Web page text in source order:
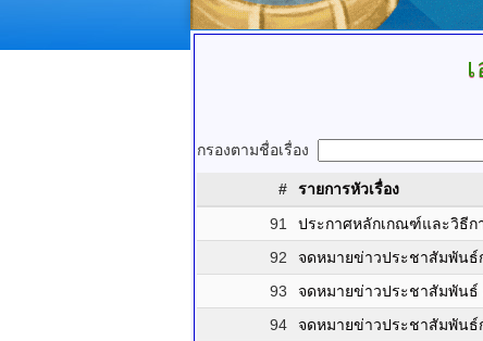
กรองตามชื่อเรื่อง
# รายการหัวเรื่อง
91
ประกาศหลักเกณฑ์และวิธีก
92
จดหมายข่าวประชาสัมพันธ์
93
จดหมายข่าวประชาสัมพัน
94
จดหมายข่าวประชาสัมพันธ์